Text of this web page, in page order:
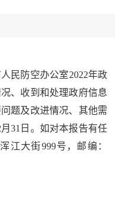
民防空办公室2022年政
、收到和处理政府信息
题及改进情况、其他需
月31 日。如对本报告有任
江大街999号，邮编：